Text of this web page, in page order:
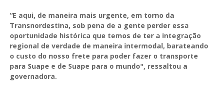
“E aqui, de maneira mais urgente, em torno da
Transnordestina, sob pena de a gente perder essa
oportunidade histórica que temos de ter a integração
regional de verdade de maneira intermodal, barateando
o custo do nosso frete para poder fazer o transporte
para Suape e de Suape para o mundo", ressaltou a
governadora.